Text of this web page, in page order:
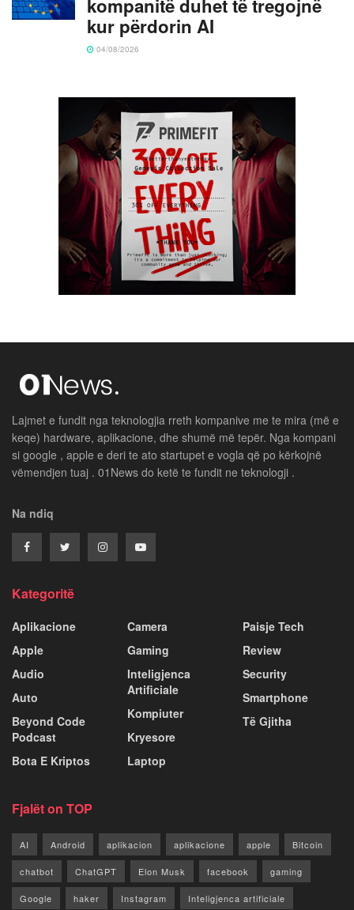
kompanitë duhet të tregojnë
kur përdorin AI
04/08/2026
Lajmet e fundit nga teknologjia rreth kompanive me te mira (më e
keqe) hardware, aplikacione, dhe shumë më tepër. Nga kompani
si google , apple e deri te ato startupet e vogla që po kërkojnë
vëmendjen tuaj . 01News do ketë te fundit ne teknologji .
Na ndiq
Kategoritë
Aplikacione
Apple
Audio
Auto
Beyond Code
Podcast
Bota E Kriptos
Camera
Gaming
Inteligjenca
Artificiale
Kompiuter
Kryesore
Laptop
Paisje Tech
Review
Security
Smartphone
Të Gjitha
Fjalët on TOP
AI Android aplikacion aplikacione apple Bitcoin
chatbot ChatGPT Elon Musk facebook gaming
Google haker Instagram Inteligjenca artificiale